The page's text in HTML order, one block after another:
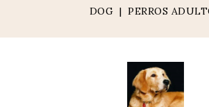
DOG
PERROS